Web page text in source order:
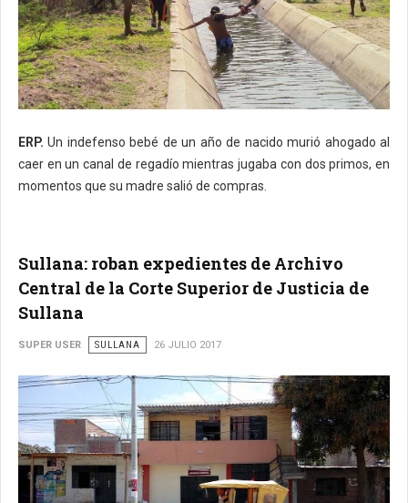
ERP. Un indefenso bebé de un año de nacido murió ahogado al
caer en un canal de regadío mientras jugaba con dos primos, en
momentos que su madre salió de compras.
Sullana: roban expedientes de Archivo
Central de la Corte Superior de Justicia de
Sullana
SUPER USER SULLANA 26 JULIO 2017